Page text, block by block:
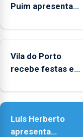
Puim apresenta
de Vila do Porto
Vila do Porto
recebe festas em
Senhora da
Luís Herberto
apresenta